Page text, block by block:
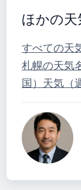
ほかの天
すべての天
札幌の天気
国） 天気（